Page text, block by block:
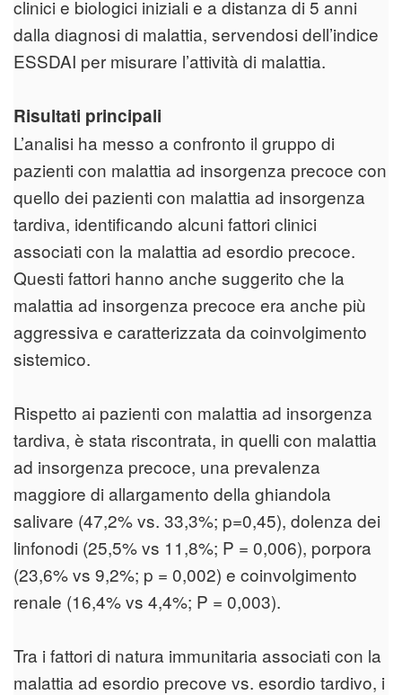
clinici e biologici iniziali e a distanza di 5 anni
dalla diagnosi di malattia, servendosi dell’indice
ESSDAI per misurare l’attività di malattia.
Risultati principali
L’analisi ha messo a confronto il gruppo di
pazienti con malattia ad insorgenza precoce con
quello dei pazienti con malattia ad insorgenza
tardiva, identificando alcuni fattori clinici
associati con la malattia ad esordio precoce.
Questi fattori hanno anche suggerito che la
malattia ad insorgenza precoce era anche più
aggressiva e caratterizzata da coinvolgimento
sistemico.
Rispetto ai pazienti con malattia ad insorgenza
tardiva, è stata riscontrata, in quelli con malattia
ad insorgenza precoce, una prevalenza
maggiore di allargamento della ghiandola
salivare (47,2% vs. 33,3%; p=0,45), dolenza dei
linfonodi (25,5% vs 11,8%; P = 0,006), porpora
(23,6% vs 9,2%; p = 0,002) e coinvolgimento
renale (16,4% vs 4,4%; P = 0,003).
Tra i fattori di natura immunitaria associati con la
malattia ad esordio precove vs. esordio tardivo, i